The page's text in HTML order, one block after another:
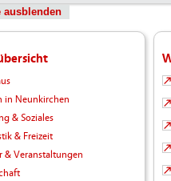
ausblenden
in Neunkirchen
& Soziales
& Freizeit
& Veranstaltungen